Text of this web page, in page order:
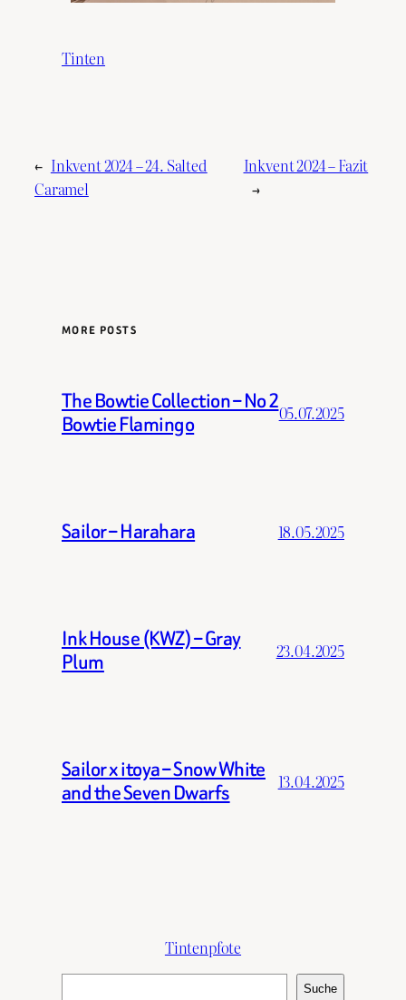
Tinten
← Inkvent 2024 – 24. Salted
Caramel
Inkvent 2024 – Fazit
→
MORE POSTS
The Bowtie Collection – No 2
Bowtie Flamingo
05.07.2025
Sailor – Harahara 18.05.2025
Ink House (KWZ) – Gray
Plum
23.04.2025
Sailor x itoya – Snow White
and the Seven Dwarfs
13.04.2025
Tintenpfote
Suche